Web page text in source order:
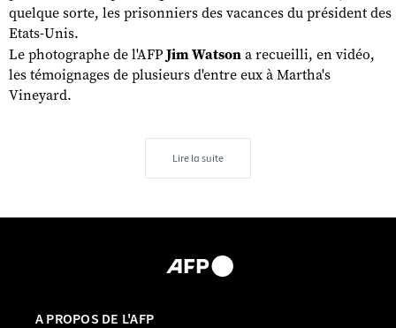
quelque sorte, les prisonniers des vacances du président des
Etats-Unis.
Le photographe de l'AFP Jim Watson a recueilli, en vidéo,
les témoignages de plusieurs d'entre eux à Martha's
Vineyard.
Lire la suite
A PROPOS DE L'AFP